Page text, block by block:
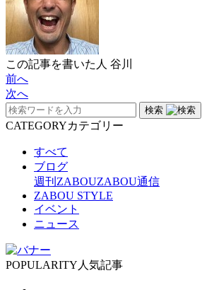
この記事を書いた人 谷川
前へ
次へ
検索
CATEGORYカテゴリー
すべて
ブログ
週刊ZABOUZABOU通信
ZABOU STYLE
イベント
ニュース
POPULARITY 人気記事